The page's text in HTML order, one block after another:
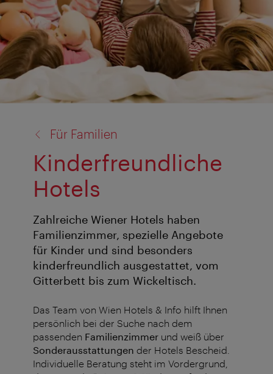
Für Familien
Kinderfreundliche
Hotels
Zahlreiche Wiener Hotels haben
Familienzimmer, spezielle Angebote
für Kinder und sind besonders
kinderfreundlich ausgestattet, vom
Gitterbett bis zum Wickeltisch.
Das Team von Wien Hotels & Info hilft Ihnen
persönlich bei der Suche nach dem
passenden Familienzimmer und weiß über
Sonderausstattungen der Hotels Bescheid.
Individuelle Beratung steht im Vordergrund,